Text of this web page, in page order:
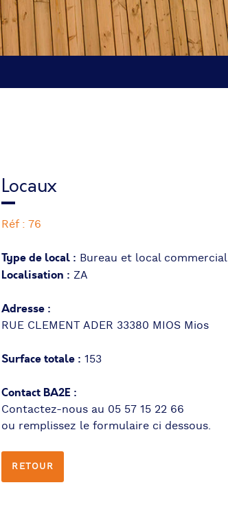
Locaux
Réf : 76
Type de local : Bureau et local commercial
Localisation : ZA
Adresse :
RUE CLEMENT ADER 33380 MIOS Mios
Surface totale : 153
Contact BA2E :
Contactez-nous au 05 57 15 22 66
ou remplissez le formulaire ci dessous.
RETOUR